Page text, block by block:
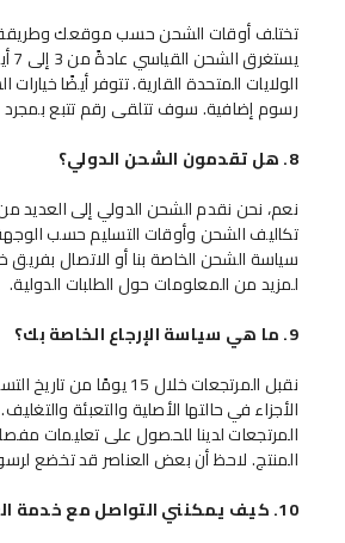
تختلف أوقات الشحن حسب موقعك وطريقة
الولايات المتحدة القارية. تتوفر أيضًا
رسوم إضافية. سوف تتلقى رقم تتبع
8. هل تقدمون الشحن الدولي؟
نعم، نحن نقدم الشحن الدولي إلى العديد
تكاليف الشحن وأوقات التسليم حسب
سياسة الشحن الخاصة بنا أو الاتصال بفريق
لمزيد من المعلومات حول الطلبات الدولية.
9. ما هي سياسة الإرجاع الخاصة بك؟
نقبل المرتجعات خلال 15
الأجزاء في حالتها الأصلية والتعبئة
المرتجعات لدينا للحصول على تعليمات
المنتج. لاحظ أن بعض العناصر قد تخضع
10. كيف يمكنني التواصل مع خدمة العملاء؟